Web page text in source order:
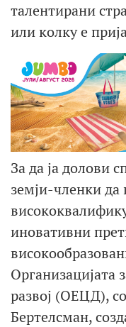
талентирани
или колку е
За да ја долови
земји-членки да
иновативни
Организацијата
развој (ОЕЦД),
Бертелсман,